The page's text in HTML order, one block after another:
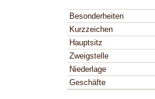
Besonderheiten
Kurzzeichen
Hauptsitz
Zweigstelle
Niederlage
Geschäfte